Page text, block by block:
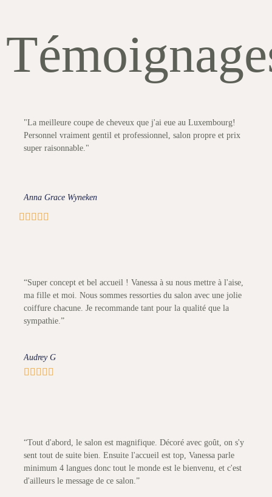
"La meilleure coupe de cheveux que j'ai eue au Luxembourg!
Personnel vraiment gentil et professionnel, salon propre et prix
super raisonnable."
Anna Grace Wyneken
    
“Super concept et bel accueil ! Vanessa à su nous mettre à l'aise,
ma fille et moi. Nous sommes ressorties du salon avec une jolie
coiffure chacune. Je recommande tant pour la qualité que la
sympathie.”
Audrey G
    
“Tout d'abord, le salon est magnifique. Décoré avec goût, on s'y
sent tout de suite bien. Ensuite l'accueil est top, Vanessa parle
minimum 4 langues donc tout le monde est le bienvenu, et c'est
d'ailleurs le message de ce salon.”